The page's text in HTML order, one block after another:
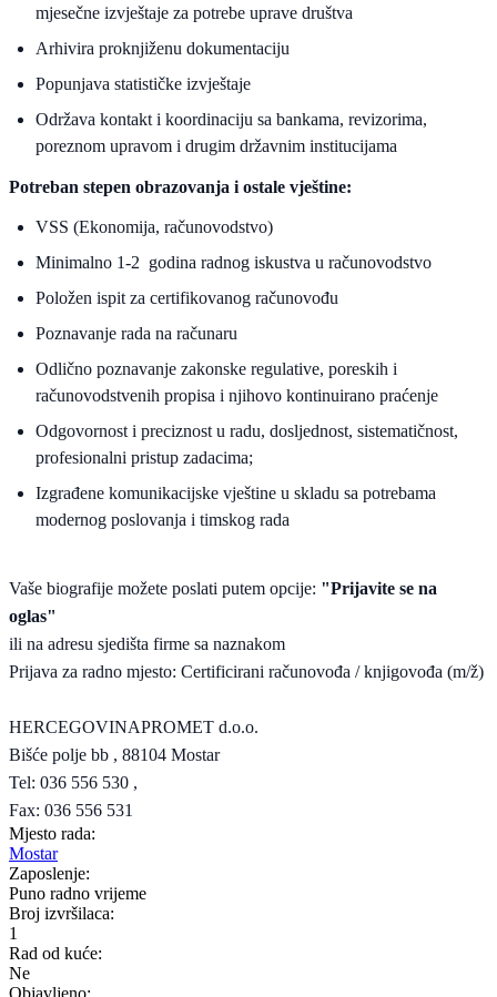
mjesečne izvještaje za potrebe uprave društva
Arhivira proknjiženu dokumentaciju
Popunjava statističke izvještaje
Održava kontakt i koordinaciju sa bankama, revizorima,
poreznom upravom i drugim državnim institucijama
Potreban stepen obrazovanja i ostale vještine:
VSS (Ekonomija, računovodstvo)
Minimalno 1-2 godina radnog iskustva u računovodstvo
Položen ispit za certifikovanog računovođu
Poznavanje rada na računaru
Odlično poznavanje zakonske regulative, poreskih i
računovodstvenih propisa i njihovo kontinuirano praćenje
Odgovornost i preciznost u radu, dosljednost, sistematičnost,
profesionalni pristup zadacima;
Izgrađene komunikacijske vještine u skladu sa potrebama
modernog poslovanja i timskog rada
Vaše biografije možete poslati putem opcije: "Prijavite se na
oglas"
ili na adresu sjedišta firme sa naznakom
Prijava za radno mjesto: Certificirani računovođa / knjigovođa (m/ž)
HERCEGOVINAPROMET d.o.o.
Bišće polje bb , 88104 Mostar
Tel: 036 556 530 ,
Fax: 036 556 531
Mjesto rada:
Mostar
Zaposlenje:
Puno radno vrijeme
Broj izvršilaca:
1
Rad od kuće:
Ne